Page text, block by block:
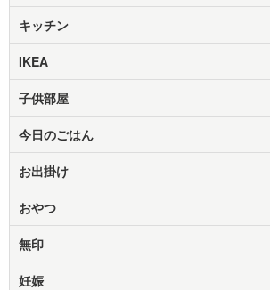
キッチン
IKEA
子供部屋
今日のごはん
お出掛け
おやつ
無印
妊娠